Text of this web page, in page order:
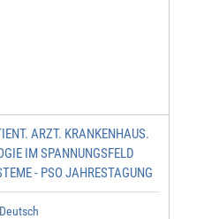
ARZT. KRANKENHAUS.
IM SPANNUNGSFELD
- PSO JAHRESTAGUNG
Deutsch